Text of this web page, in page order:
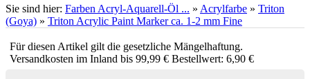
Sie sind hier: Farben Acryl-Aquarell-Öl ... » Acrylfarbe » Triton
(Goya) » Triton Acrylic Paint Marker ca. 1-2 mm Fine
Für diesen Artikel gilt die gesetzliche Mängelhaftung.
Versandkosten im Inland bis 99,99 € Bestellwert: 6,90 €